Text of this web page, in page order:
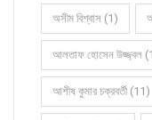
অসীম বিশ্বাস (1)
আলতাফ হোসেন উজ্জ্বল
আশীষ কুমার চক্রবর্তী (11)